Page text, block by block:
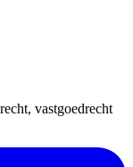
vastgoedrecht